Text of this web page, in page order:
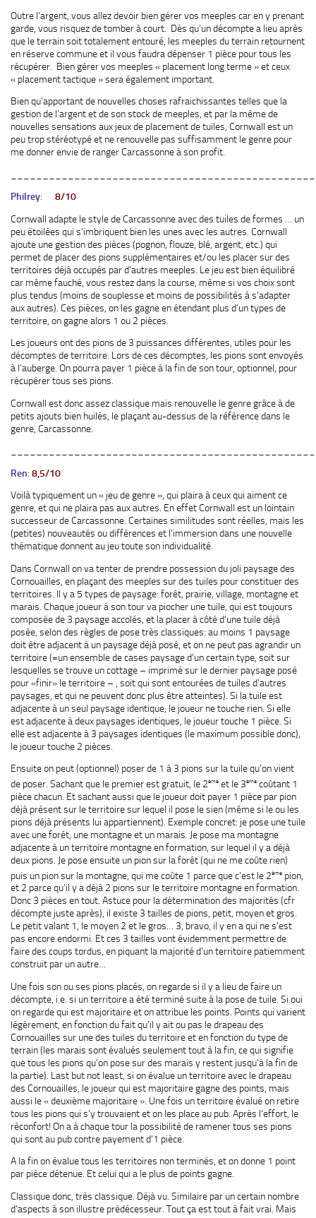
Outre l’argent, vous allez devoir bien gérer vos meeples car en y prenant
garde, vous risquez de tomber à court. Dès qu’un décompte a lieu après
que le terrain soit totalement entouré, les meeples du terrain retournent
en réserve commune et il vous faudra dépenser 1 pièce pour tous les
récupérer. Bien gérer vos meeples « placement long terme » et ceux
« placement tactique » sera également important.
Bien qu’apportant de nouvelles choses rafraichissantes telles que la
gestion de l’argent et de son stock de meeples, et par la même de
nouvelles sensations aux jeux de placement de tuiles, Cornwall est un
peu trop stéréotypé et ne renouvelle pas suffisamment le genre pour
me donner envie de ranger Carcassonne à son profit.
Philrey: 8/10
Cornwall adapte le style de Carcassonne avec des tuiles de formes … un
peu étoilées qui s’imbriquent bien les unes avec les autres. Cornwall
ajoute une gestion des pièces (pognon, flouze, blé, argent, etc.) qui
permet de placer des pions supplémentaires et/ou les placer sur des
territoires déjà occupés par d’autres meeples. Le jeu est bien équilibré
car même fauché, vous restez dans la course, même si vos choix sont
plus tendus (moins de souplesse et moins de possibilités à s’adapter
aux autres). Ces pièces, on les gagne en étendant plus d’un types de
territoire, on gagne alors 1 ou 2 pièces.
Les joueurs ont des pions de 3 puissances différentes, utiles pour les
décomptes de territoire. Lors de ces décomptes, les pions sont envoyés
à l’auberge. On pourra payer 1 pièce à la fin de son tour, optionnel, pour
récupérer tous ses pions.
Cornwall est donc assez classique mais renouvelle le genre grâce à de
petits ajouts bien huilés, le plaçant au-dessus de la référence dans le
genre, Carcassonne.
Ren: 8,5/10
Voilà typiquement un « jeu de genre », qui plaira à ceux qui aiment ce
genre, et qui ne plaira pas aux autres. En effet Cornwall est un lointain
successeur de Carcassonne. Certaines similitudes sont réelles, mais les
(petites) nouveautés ou différences et l’immersion dans une nouvelle
thématique donnent au jeu toute son individualité.
Dans Cornwall on va tenter de prendre possession du joli paysage des
Cornouailles, en plaçant des meeples sur des tuiles pour constituer des
territoires. Il y a 5 types de paysage: forêt, prairie, village, montagne et
marais. Chaque joueur à son tour va piocher une tuile, qui est toujours
composée de 3 paysage accolés, et la placer à côté d’une tuile déjà
posée, selon des règles de pose très classiques: au moins 1 paysage
doit être adjacent à un paysage déjà posé, et on ne peut pas agrandir un
territoire (=un ensemble de cases paysage d’un certain type, soit sur
lesquelles se trouve un cottage – imprimé sur le dernier paysage posé
pour «finir» le territoire – , soit qui sont entourées de tuiles d’autres
paysages, et qui ne peuvent donc plus être atteintes). Si la tuile est
adjacente à un seul paysage identique, le joueur ne touche rien. Si elle
est adjacente à deux paysages identiques, le joueur touche 1 pièce. Si
elle est adjacente à 3 paysages identiques (le maximum possible donc),
le joueur touche 2 pièces.
Ensuite on peut (optionnel) poser de 1 à 3 pions sur la tuile qu’on vient
de poser. Sachant que le premier est gratuit, le 2ème et le 3ème coûtant 1
pièce chacun. Et sachant aussi que le joueur doit payer 1 pièce par pion
déjà présent sur le territoire sur lequel il pose le sien (même si le ou les
pions déjà présents lui appartiennent). Exemple concret: je pose une tuile
avec une forêt, une montagne et un marais. Je pose ma montagne
adjacente à un territoire montagne en formation, sur lequel il y a déjà
deux pions. Je pose ensuite un pion sur la forêt (qui ne me coûte rien)
puis un pion sur la montagne, qui me coûte 1 parce que c’est le 2ème pion,
et 2 parce qu’il y a déjà 2 pions sur le territoire montagne en formation.
Donc 3 pièces en tout. Astuce pour la détermination des majorités (cfr
décompte juste après), il existe 3 tailles de pions, petit, moyen et gros.
Le petit valant 1, le moyen 2 et le gros… 3, bravo, il y en a qui ne s’est
pas encore endormi. Et ces 3 tailles vont évidemment permettre de
faire des coups tordus, en piquant la majorité d’un territoire patiemment
construit par un autre…
Une fois son ou ses pions placés, on regarde si il y a lieu de faire un
décompte, i.e. si un territoire a été terminé suite à la pose de tuile. Si oui
on regarde qui est majoritaire et on attribue les points. Points qui varient
légèrement, en fonction du fait qu’il y ait ou pas le drapeau des
Cornouailles sur une des tuiles du territoire et en fonction du type de
terrain (les marais sont évalués seulement tout à la fin, ce qui signifie
que tous les pions qu’on pose sur des marais y restent jusqu’à la fin de
la partie). Last but not least, si on évalue un territoire avec le drapeau
des Cornouailles, le joueur qui est majoritaire gagne des points, mais
aussi le « deuxième majoritaire ». Une fois un territoire évalué on retire
tous les pions qui s’y trouvaient et on les place au pub. Après l’effort, le
réconfort! On a à chaque tour la possibilité de ramener tous ses pions
qui sont au pub contre payement d’1 pièce.
A la fin on évalue tous les territoires non terminés, et on donne 1 point
par pièce détenue. Et celui qui a le plus de points gagne.
Classique donc, très classique. Déjà vu. Similaire par un certain nombre
d’aspects à son illustre prédécesseur. Tout ça est tout à fait vrai. Mais